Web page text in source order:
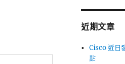
字:
近期文章
Cisco 近日
點